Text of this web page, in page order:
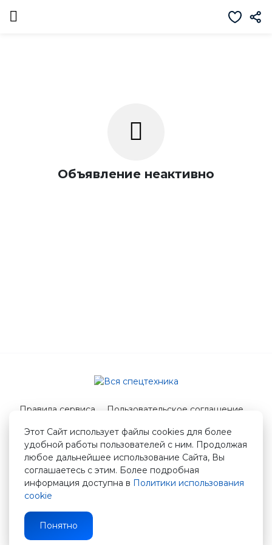
Объявление неактивно
Этот Сайт использует файлы cookies для более
удобной работы пользователей с ним. Продолжая
любое дальнейшее использование Сайта, Вы
соглашаетесь с этим. Более подробная
информация доступна в Политики использования
cookie
Понятно
Правила сервиса
Пользовательское соглашение
© 2026 Вся спецтехника
info@vstshop.ru